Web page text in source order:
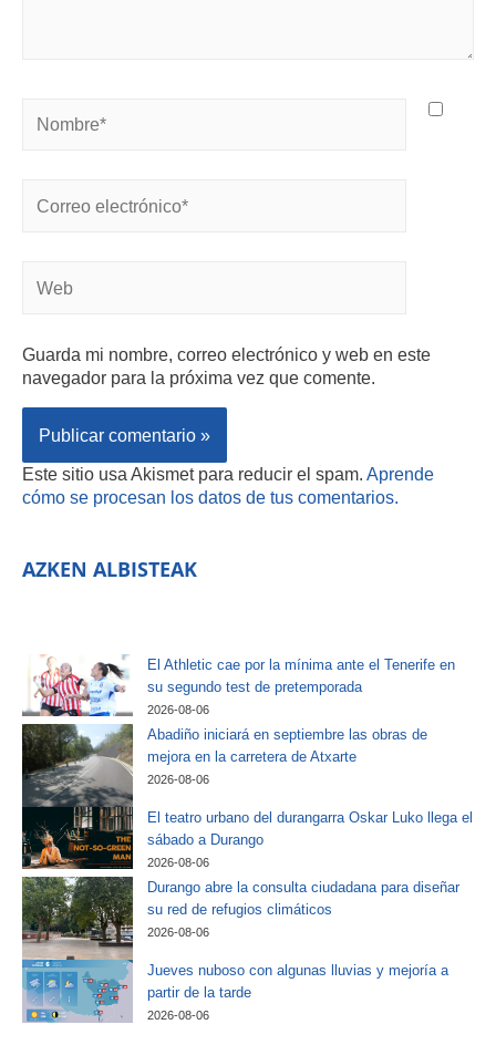
Guarda mi nombre, correo electrónico y web en este
navegador para la próxima vez que comente.
Este sitio usa Akismet para reducir el spam. Aprende
cómo se procesan los datos de tus comentarios.
AZKEN ALBISTEAK
El Athletic cae por la mínima ante el Tenerife en
su segundo test de pretemporada
2026-08-06
Abadiño iniciará en septiembre las obras de
mejora en la carretera de Atxarte
2026-08-06
El teatro urbano del durangarra Oskar Luko llega el
sábado a Durango
2026-08-06
Durango abre la consulta ciudadana para diseñar
su red de refugios climáticos
2026-08-06
Jueves nuboso con algunas lluvias y mejoría a
partir de la tarde
2026-08-06